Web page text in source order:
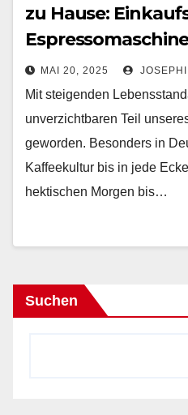
zu Hause:
MAI 20, 2025
Mit steigenden
unverzichtbaren Teil
geworden. Besonders in
Kaffeekultur bis in jede
hektischen Morgen bis…
Suchen